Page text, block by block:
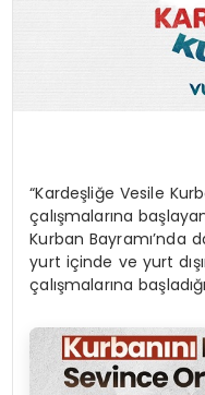
“Kardeşliğe Vesile
çalışmalarına
Kurban Bayramı’nda
yurt içinde ve yurt
çalışmalarına